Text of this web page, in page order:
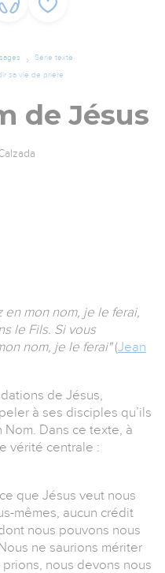
Série texte
sa vie de prière
de Jésus
mon nom, je le ferai,
le Fils. Si vous
nom, je le ferai"(Jean
de Jésus,
à ses disciples qu’ils
Dans ce texte, à
vérité centrale :
que Jésus veut nous
mêmes, aucun crédit
nous pouvons nous
ne saurions mériter
nous devons nous